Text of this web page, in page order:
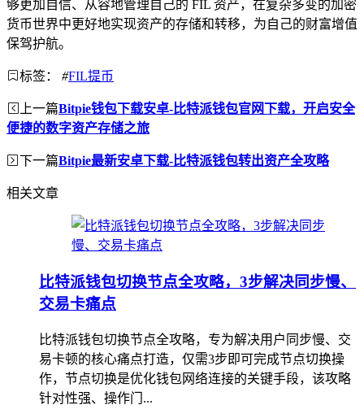
够更加自信、从容地管理自己的 FIL 资产，在复杂多变的加密
货币世界中更好地实现资产的存储和转移，为自己的财富增值
保驾护航。
标签： #FIL提币
上一篇Bitpie钱包下载安卓-比特派钱包官网下载，开启安全
便捷的数字资产存储之旅
下一篇Bitpie最新安卓下载-比特派钱包转出资产全攻略
相关文章
比特派钱包切换节点全攻略，3步解决同步慢、
交易卡痛点
比特派钱包切换节点全攻略，专为解决用户同步慢、交
易卡顿的核心痛点打造，仅需3步即可完成节点切换操
作，节点切换是优化钱包网络连接的关键手段，该攻略
针对性强、操作门...